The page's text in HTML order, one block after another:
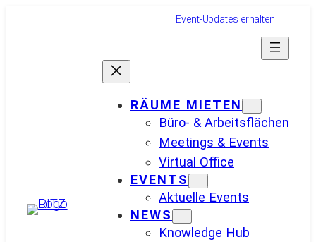
Event-Updates erhalten
RÄUME MIETEN
Büro- & Arbeitsflächen
Meetings & Events
Virtual Office
EVENTS
Aktuelle Events
NEWS
Knowledge Hub